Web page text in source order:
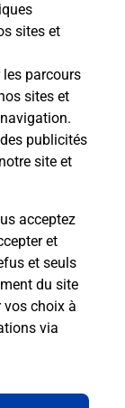
sites et
les parcours
sites et
publicités
site et
acceptez
et
et seuls
du site
vos choix à
via
route
SIXT